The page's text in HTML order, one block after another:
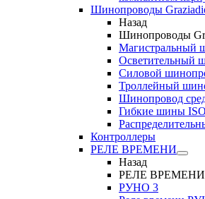
Шинопроводы
Назад
Шинопроводы
Магистральный
Осветительный
Силовой
Троллейный
Шинопровод
Гибкие шины
Контроллеры
РЕЛЕ ВРЕМЕНИ
Назад
РЕЛЕ ВРЕМЕНИ
РУНО 3